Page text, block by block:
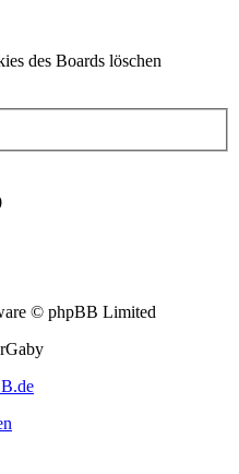
des Boards löschen
© phpBB Limited